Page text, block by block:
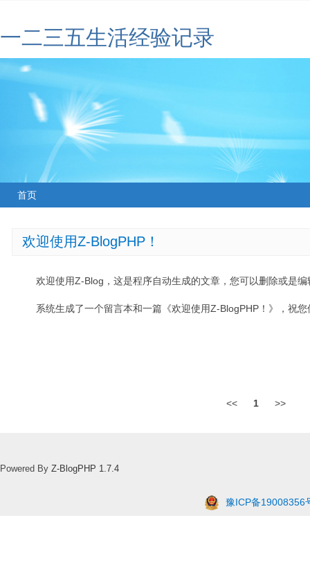
一二三五生活经验记录
首页
欢迎使用Z-BlogPHP！
欢迎使用Z-Blog，这是程序自动生成的文章，您可以删除或是编
系统生成了一个留言本和一篇《欢迎使用Z-BlogPHP！》，祝
<< 1 >>
Powered By Z-BlogPHP 1.7.4
豫ICP备19008356